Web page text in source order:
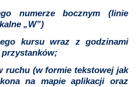
numerze bocznym (linie
„W”)
kursu wraz z godzinami
ruchu (w formie tekstowej jak
na mapie aplikacji oraz